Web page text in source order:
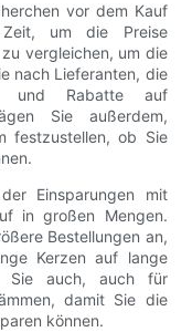
vor dem Kauf
Zeit, um die Preise
vergleichen, um die
nach Lieferanten, die
und Rabatte auf
Sie außerdem,
festzustellen, ob Sie
Einsparungen mit
in großen Mengen.
Bestellungen an,
Kerzen auf lange
Sie auch, auch für
damit Sie die
können.